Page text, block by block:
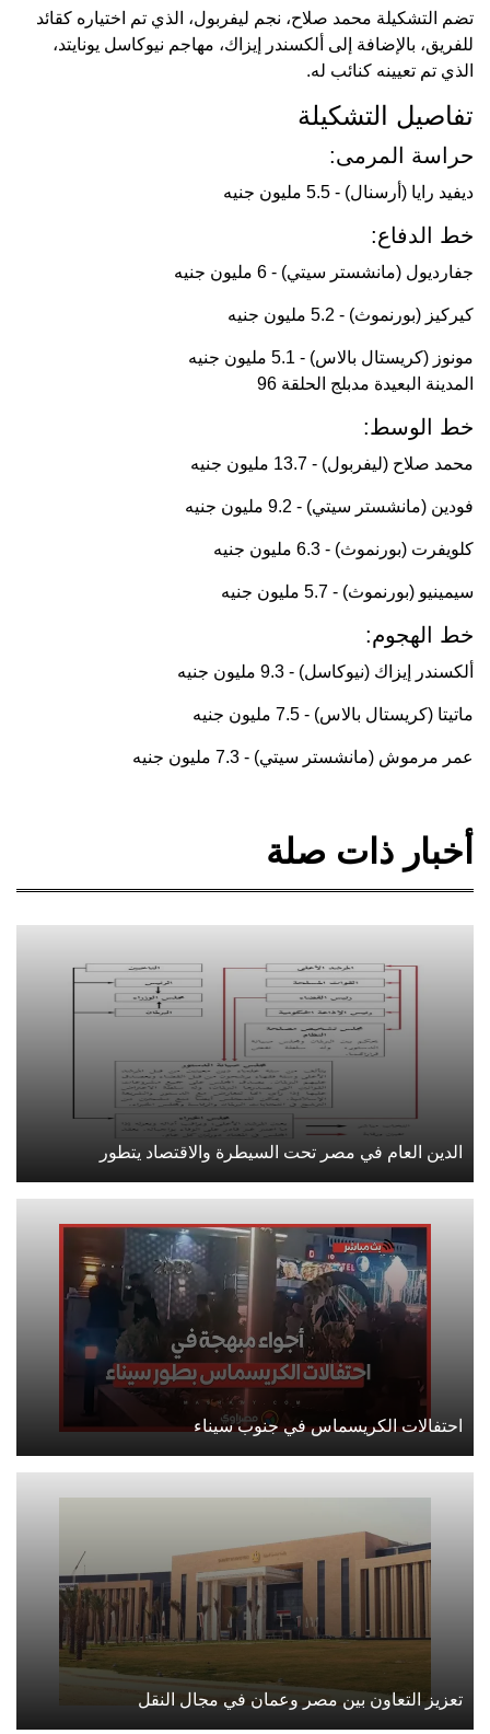
تضم التشكيلة محمد صلاح، نجم ليفربول، الذي تم اختياره كقائد
للفريق، بالإضافة إلى ألكسندر إيزاك، مهاجم نيوكاسل يونايتد،
الذي تم تعيينه كنائب له.
تفاصيل التشكيلة
حراسة المرمى:
ديفيد رايا (أرسنال) - 5.5 مليون جنيه
خط الدفاع:
جفارديول (مانشستر سيتي) - 6 مليون جنيه
كيركيز (بورنموث) - 5.2 مليون جنيه
مونوز (كريستال بالاس) - 5.1 مليون جنيه
المدينة البعيدة مدبلج الحلقة 96
خط الوسط:
محمد صلاح (ليفربول) - 13.7 مليون جنيه
فودين (مانشستر سيتي) - 9.2 مليون جنيه
كلويفرت (بورنموث) - 6.3 مليون جنيه
سيمينيو (بورنموث) - 5.7 مليون جنيه
خط الهجوم:
ألكسندر إيزاك (نيوكاسل) - 9.3 مليون جنيه
ماتيتا (كريستال بالاس) - 7.5 مليون جنيه
عمر مرموش (مانشستر سيتي) - 7.3 مليون جنيه
أخبار ذات صلة
الدين العام في مصر تحت السيطرة والاقتصاد يتطور
احتفالات الكريسماس في جنوب سيناء
تعزيز التعاون بين مصر وعمان في مجال النقل